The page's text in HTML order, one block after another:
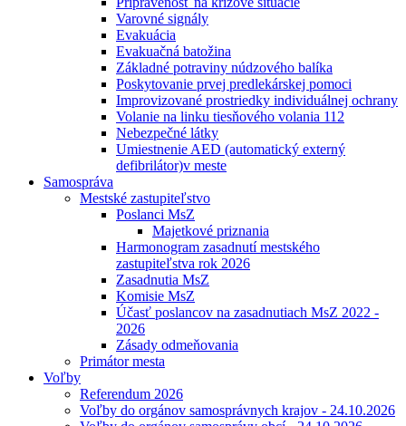
Varovné signály
Evakuácia
Evakuačná batožina
Základné potraviny núdzového balíka
Poskytovanie prvej predlekárskej pomoci
Improvizované prostriedky individuálnej ochrany
Volanie na linku tiesňového volania 112
Nebezpečné látky
Umiestnenie AED (automatický externý
defibrilátor)v meste
Samospráva
Mestské zastupiteľstvo
Poslanci MsZ
Majetkové priznania
Harmonogram zasadnutí mestského
zastupiteľstva rok 2026
Zasadnutia MsZ
Komisie MsZ
Účasť poslancov na zasadnutiach MsZ 2022 -
2026
Zásady odmeňovania
Primátor mesta
Voľby
Referendum 2026
Voľby do orgánov samosprávnych krajov - 24.10.2026